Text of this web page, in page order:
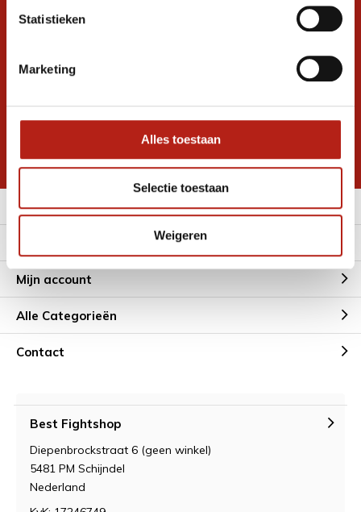
Statistieken
Marketing
Alles toestaan
Selectie toestaan
Weigeren
Ontvang de nieuwste aanbiedingen en
Inschrijven voor
* Lees hier de wettelijke beperkingen
Meer informatie
Mijn account
Alle Categorieën
Contact
Best Fightshop
Diepenbrockstraat 6 (geen winkel)
5481 PM Schijndel
Nederland